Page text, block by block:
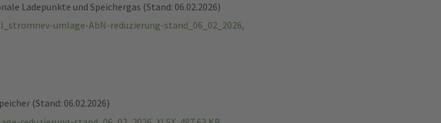
Ladepunkte und Speichergas (Stand: 06.02.2026)
umlage-AbN-reduzierung-stand_06_02_2026,
(Stand: 06.02.2026)